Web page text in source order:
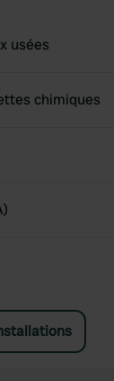
usées
chimiques